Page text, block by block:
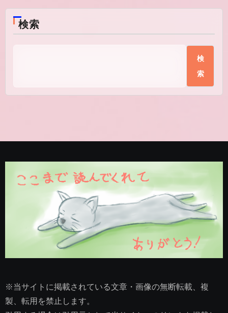
検索
検
索
※当サイトに掲載されている文章・画像の無断転載、複
製、転用を禁止します。